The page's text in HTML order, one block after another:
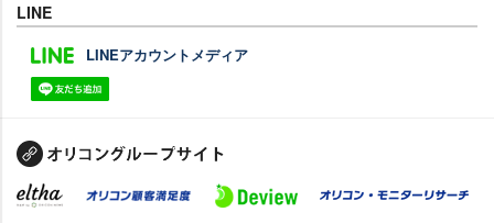
LINE
LINEアカウントメディア